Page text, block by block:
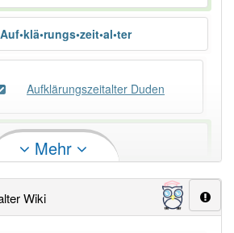
Auf•klä•rungs•zeit•al•ter
Aufklärungszeitalter Duden
10
Mehr
Wiki